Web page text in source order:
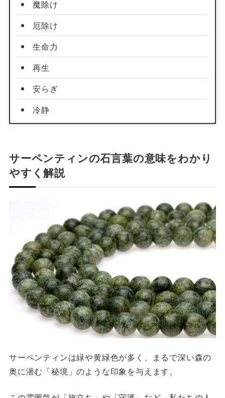
魔除け
厄除け
生命力
再生
安らぎ
冷静
サーペンティンの石言葉の意味をわかり
やすく解説
サーペンティンは緑や黄緑色が多く、まるで深い森の
奥に潜む「秘境」のような印象を与えます。